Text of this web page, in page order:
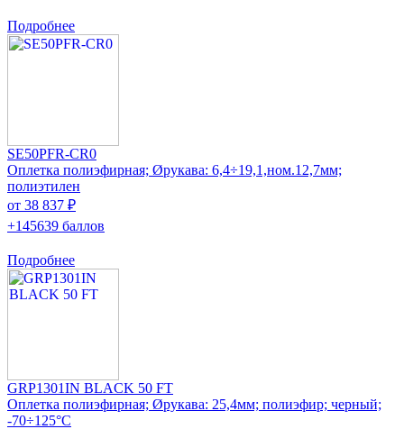
Подробнее
SE50PFR-CR0
Оплетка полиэфирная; Øрукава: 6,4÷19,1,ном.12,7мм;
полиэтилен
от 38 837 ₽
+145639 баллов
Подробнее
GRP1301IN BLACK 50 FT
Оплетка полиэфирная; Øрукава: 25,4мм; полиэфир; черный;
-70÷125°C